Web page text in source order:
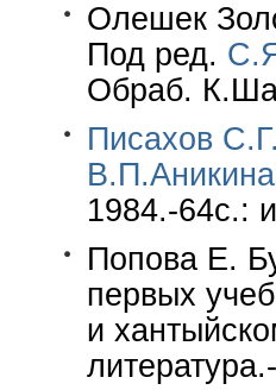
Олешек
Под ред.
Обраб.
Писахов
В.П.Аникина
1984.-64с.:
Попова Е.
первых
и